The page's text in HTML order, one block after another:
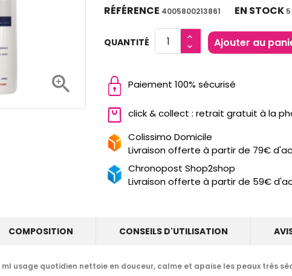

RÉFÉRENCE 4005800213861 EN STOCK
QUANTITÉ Ajouter au
Paiement 100% sécurisé
click & collect : retrait gratuit à la
Colissimo Domicile
Livraison offerte à partir de 79€
Chronopost Shop2shop
Livraison offerte à partir de 59€
COMPOSITION CONSEILS D'UTILISATION
usage quotidien nettoie en douceur, calme et apaise les peaux très